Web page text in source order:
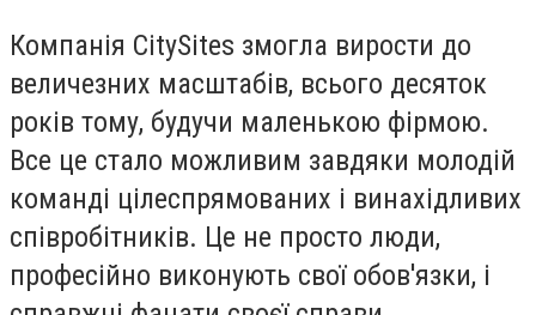
Компанія CitySites змогла вирости до
величезних масштабів, всього десяток
років тому, будучи маленькою фірмою.
Все це стало можливим завдяки молодій
команді цілеспрямованих і винахідливих
співробітників. Це не просто люди,
професійно виконують свої обов'язки, і